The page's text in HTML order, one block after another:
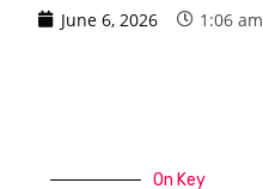
June 6, 2026 1:06 am
On Key